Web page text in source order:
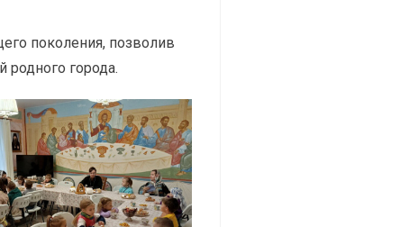
поколения, позволив
родного города.